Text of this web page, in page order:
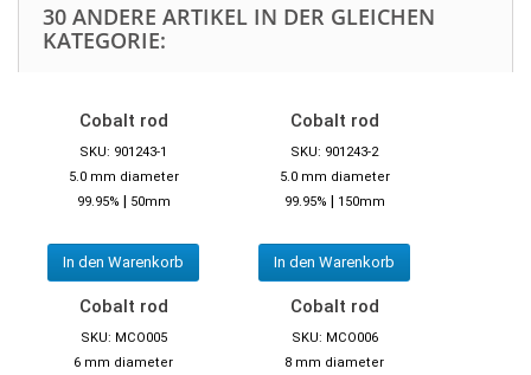
30 ANDERE ARTIKEL IN DER GLEICHEN
KATEGORIE:
Cobalt rod
SKU: 901243-1
5.0 mm diameter
99.95% | 50mm
In den Warenkorb
Cobalt rod
SKU: 901243-2
5.0 mm diameter
99.95% | 150mm
In den Warenkorb
Cobalt rod
SKU: MCO005
6 mm diameter
Cobalt rod
SKU: MCO006
8 mm diameter